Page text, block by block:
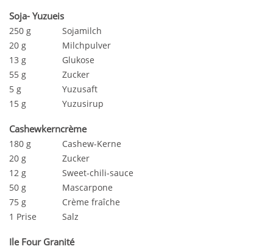
Soja- Yuzueis
250 g
Sojamilch
20 g
Milchpulver
13 g
Glukose
55 g
Zucker
5 g
Yuzusaft
15 g
Yuzusirup
Cashewkerncrème
180 g
Cashew-Kerne
20 g
Zucker
12 g
Sweet-chili-sauce
50 g
Mascarpone
75 g
Crème fraîche
1 Prise
Salz
Ile Four Granité